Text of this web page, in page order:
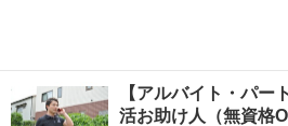
【アルバイト・パー
活お助け人（無資格